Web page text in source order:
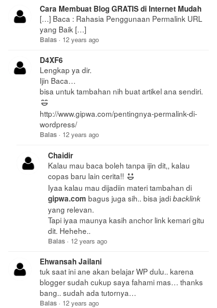
Cara Membuat Blog GRATIS di Internet Mudah
[…] Baca : Rahasia Penggunaan Permalink URL
yang Baik […]
Balas · 12 years ago
D4XF6
Lengkap ya dir.
Ijin Baca…
bisa untuk tambahan nih buat artikel ana sendiri.
http://www.gipwa.com/pentingnya-permalink-di-
wordpress/
Balas · 12 years ago
Chaidir
Kalau mau baca boleh tanpa ijin dit,, kalau
copas baru lain cerita!!
Iyaa kalau mau dijadiin materi tambahan di
gipwa.com bagus juga sih.. bisa jadibacklink
yang relevan.
Tapi iyaa maunya kasih anchor link kemari gitu
dit. Hehehe..
Balas · 12 years ago
Ehwansah Jailani
tuk saat ini ane akan belajar WP dulu.. karena
blogger sudah cukup saya fahami mas… thanks
bang.. sudah ada tutornya…
Balas · 12 years ago